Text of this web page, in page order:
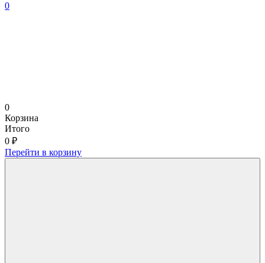
0
0
Корзина
Итого
0 ₽
Перейти в корзину